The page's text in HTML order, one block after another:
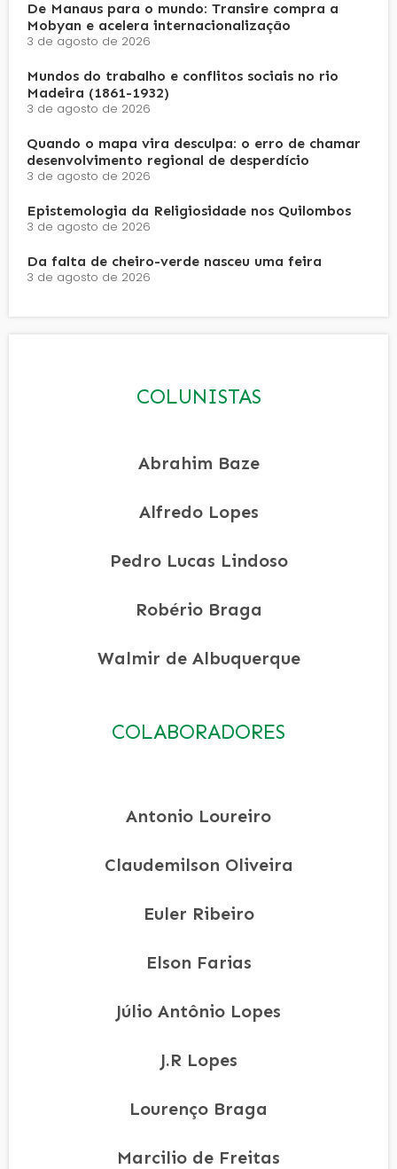
De Manaus para o mundo: Transire compra a
Mobyan e acelera internacionalização
3 de agosto de 2026
Mundos do trabalho e conflitos sociais no rio
Madeira (1861-1932)
3 de agosto de 2026
Quando o mapa vira desculpa: o erro de chamar
desenvolvimento regional de desperdício
3 de agosto de 2026
Epistemologia da Religiosidade nos Quilombos
3 de agosto de 2026
Da falta de cheiro-verde nasceu uma feira
3 de agosto de 2026
COLUNISTAS
Abrahim Baze
Alfredo Lopes
Pedro Lucas Lindoso
Robério Braga
Walmir de Albuquerque
COLABORADORES
Antonio Loureiro
Claudemilson Oliveira
Euler Ribeiro
Elson Farias
Júlio Antônio Lopes
J.R Lopes
Lourenço Braga
Marcilio de Freitas